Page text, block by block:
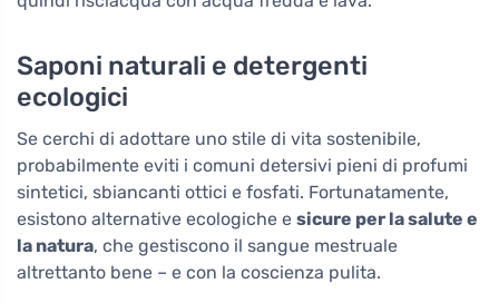
Saponi naturali e detergenti
ecologici
Se cerchi di adottare uno stile di vita sostenibile,
probabilmente eviti i comuni detersivi pieni di profumi
sintetici, sbiancanti ottici e fosfati. Fortunatamente,
esistono alternative ecologiche e sicure per la salute e
la natura, che gestiscono il sangue mestruale
altrettanto bene – e con la coscienza pulita.